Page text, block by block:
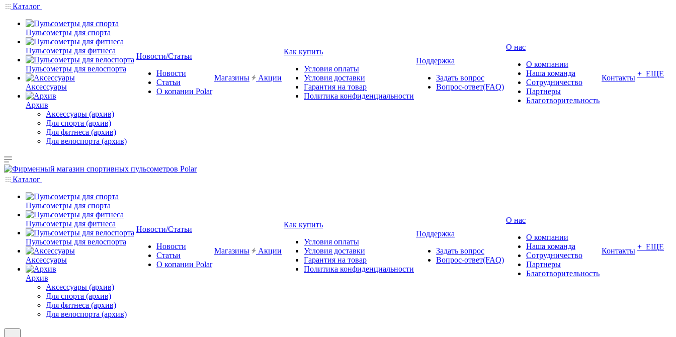
Каталог
Пульсометры для спорта
Пульсометры для фитнеса
Пульсометры для велоспорта
Аксессуары
Архив
Аксессуары (архив)
Для спорта (архив)
Для фитнеса (архив)
Для велоспорта (архив)
Новости/Статьи
Новости
Статьи
О копании Polar
Магазины Акции
Как купить
Условия оплаты
Условия доставки
Гарантия на товар
Политика конфиденциальности
Поддержка
Задать вопрос
Вопрос-ответ(FAQ)
О нас
О компании
Наша команда
Сотрудничество
Партнеры
Благотворительность
Контакты + ЕЩЕ
Каталог
Пульсометры для спорта
Пульсометры для фитнеса
Пульсометры для велоспорта
Аксессуары
Архив
Аксессуары (архив)
Для спорта (архив)
Для фитнеса (архив)
Для велоспорта (архив)
Новости/Статьи
Новости
Статьи
О копании Polar
Магазины Акции
Как купить
Условия оплаты
Условия доставки
Гарантия на товар
Политика конфиденциальности
Поддержка
Задать вопрос
Вопрос-ответ(FAQ)
О нас
О компании
Наша команда
Сотрудничество
Партнеры
Благотворительность
Контакты + ЕЩЕ